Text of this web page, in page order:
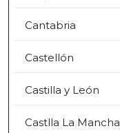
Cantabria
Castellón
Castilla y León
Castlla La Mancha